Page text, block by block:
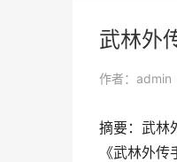
武林外
作者： admin
摘要：武林
《武林外